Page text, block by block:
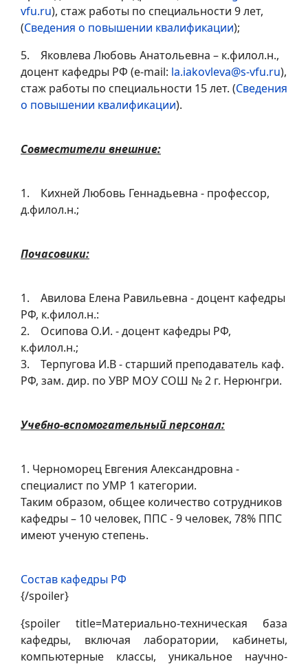
vfu.ru), стаж работы по специальности 9 лет,
(Сведения о повышении квалификации);
5. Яковлева Любовь Анатольевна – к.филол.н.,
доцент кафедры РФ (e-mail: la.iakovleva@s-vfu.ru),
стаж работы по специальности 15 лет. (Сведения
о повышении квалификации).
Совместители внешние:
1. Кихней Любовь Геннадьевна - профессор,
д.филол.н.;
Почасовики:
1. Авилова Елена Равильевна - доцент кафедры
РФ, к.филол.н.:
2. Осипова О.И. - доцент кафедры РФ,
к.филол.н.;
3. Терпугова И.В - старший преподаватель каф.
РФ, зам. дир. по УВР МОУ СОШ № 2 г. Нерюнгри.
Учебно-вспомогательный персонал:
1. Черноморец Евгения Александровна -
специалист по УМР 1 категории.
Таким образом, общее количество сотрудников
кафедры – 10 человек, ППС - 9 человек, 78% ППС
имеют ученую степень.
Состав кафедры РФ
{/spoiler}
{spoiler title=Материально-техническая база
кафедры, включая лаборатории, кабинеты,
компьютерные классы, уникальное научно-